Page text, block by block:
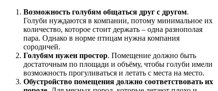
Возможность голубям общаться друг с другом.
Голуби нуждаются в компании, потому минимальное их
количество, которое стоит держать – одна разнополая
пара. Однако в норме птицам нужна компания
сородичей.
Голубям нужен простор. Помещение должно быть
достаточным по площади и объёму, чтобы голуби имели
возможность прогуливаться и летать с места на место.
Обустройство помещения должно соответствовать их